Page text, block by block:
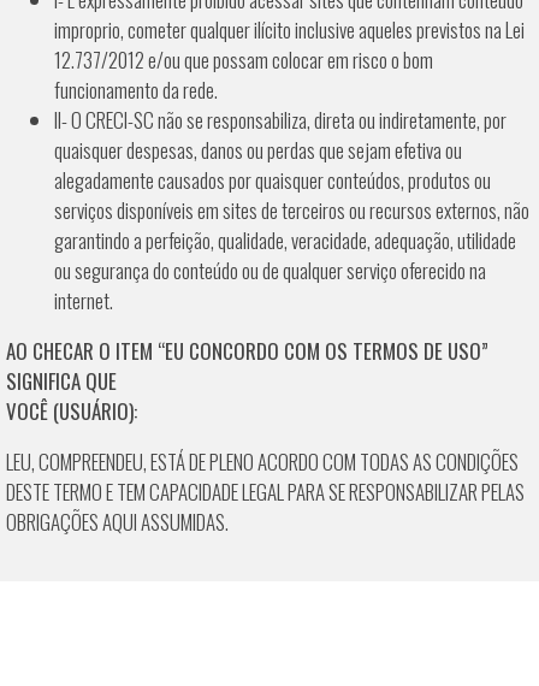
improprio, cometer qualquer ilícito inclusive aqueles previstos na Lei
12.737/2012 e/ou que possam colocar em risco o bom
funcionamento da rede.
II- O CRECI-SC não se responsabiliza, direta ou indiretamente, por
quaisquer despesas, danos ou perdas que sejam efetiva ou
alegadamente causados por quaisquer conteúdos, produtos ou
serviços disponíveis em sites de terceiros ou recursos externos, não
garantindo a perfeição, qualidade, veracidade, adequação, utilidade
ou segurança do conteúdo ou de qualquer serviço oferecido na
internet.
AO CHECAR O ITEM “EU CONCORDO COM OS TERMOS DE USO”
SIGNIFICA QUE
VOCÊ (USUÁRIO):
LEU, COMPREENDEU, ESTÁ DE PLENO ACORDO COM TODAS AS CONDIÇÕES
DESTE TERMO E TEM CAPACIDADE LEGAL PARA SE RESPONSABILIZAR PELAS
OBRIGAÇÕES AQUI ASSUMIDAS.